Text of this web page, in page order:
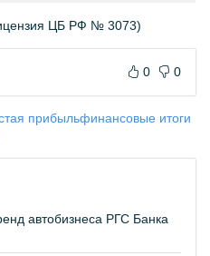
ЦБ РФ № 3073)
0 0
прибыльфинансовые итоги
автобизнеса РГС Банка